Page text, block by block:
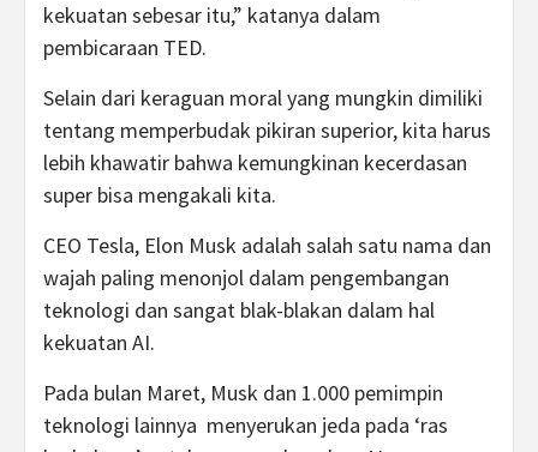
kekuatan sebesar itu,” katanya dalam
pembicaraan TED.
Selain dari keraguan moral yang mungkin dimiliki
tentang memperbudak pikiran superior, kita harus
lebih khawatir bahwa kemungkinan kecerdasan
super bisa mengakali kita.
CEO Tesla, Elon Musk adalah salah satu nama dan
wajah paling menonjol dalam pengembangan
teknologi dan sangat blak-blakan dalam hal
kekuatan AI.
Pada bulan Maret, Musk dan 1.000 pemimpin
teknologi lainnya menyerukan jeda pada ‘ras